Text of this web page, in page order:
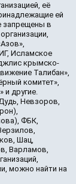
её
ей
запрещены в
Исламское
крымско-
Талибан»,
комитет»,
и другие.
Невзоров,
ФБК,
Шац,
Варламов,
можно найти на